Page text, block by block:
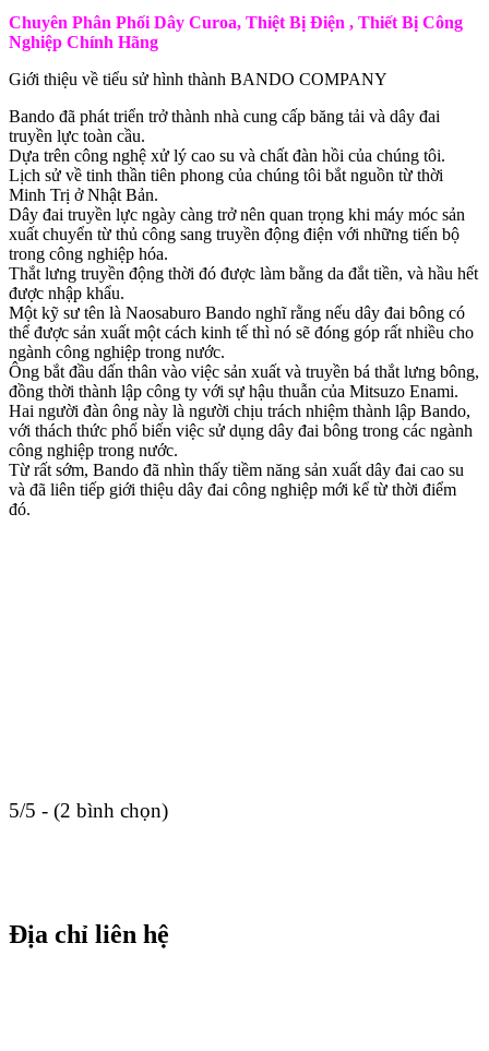
Chuyên Phân Phối Dây Curoa, Thiệt Bị Điện , Thiết Bị Công
Nghiệp Chính Hãng
Giới thiệu về tiểu sử hình thành BANDO COMPANY
Bando đã phát triển trở thành nhà cung cấp băng tải và dây đai
truyền lực toàn cầu.
Dựa trên công nghệ xử lý cao su và chất đàn hồi của chúng tôi.
Lịch sử về tinh thần tiên phong của chúng tôi bắt nguồn từ thời
Minh Trị ở Nhật Bản.
Dây đai truyền lực ngày càng trở nên quan trọng khi máy móc sản
xuất chuyển từ thủ công sang truyền động điện với những tiến bộ
trong công nghiệp hóa.
Thắt lưng truyền động thời đó được làm bằng da đắt tiền, và hầu hết
được nhập khẩu.
Một kỹ sư tên là Naosaburo Bando nghĩ rằng nếu dây đai bông có
thể được sản xuất một cách kinh tế thì nó sẽ đóng góp rất nhiều cho
ngành công nghiệp trong nước.
Ông bắt đầu dấn thân vào việc sản xuất và truyền bá thắt lưng bông,
đồng thời thành lập công ty với sự hậu thuẫn của Mitsuzo Enami.
Hai người đàn ông này là người chịu trách nhiệm thành lập Bando,
với thách thức phổ biến việc sử dụng dây đai bông trong các ngành
công nghiệp trong nước.
Từ rất sớm, Bando đã nhìn thấy tiềm năng sản xuất dây đai cao su
và đã liên tiếp giới thiệu dây đai công nghiệp mới kể từ thời điểm
đó.
5/5 - (2 bình chọn)
Địa chỉ liên hệ